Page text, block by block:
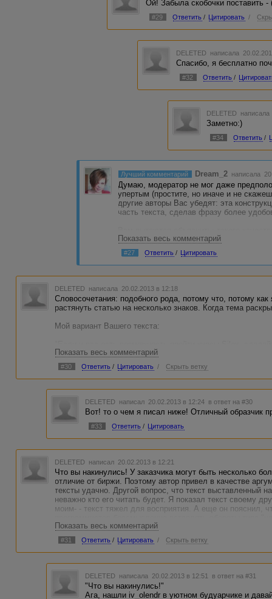
Ой! Забыла скобочки поставить -
#29 Ответить / Цитировать /
DELETED написала
Спасибо, я бесплатно
#32 Ответить /
DELETED
Заметно:)
#34 Ответить /
Лучший комментарий Dream_2 написала
Думаю, модератор не мог даже
упертым (простите, но иначе и не
другие авторы Вас убедят: эта
часть текста, сделав фразу более
статей. Если Вы продавали что-то
покупатели статей так же, как Ваш
Показать весь комментарий
#27 Ответить / Цитировать
DELETED написала 20.02.2013 в 12:18
Словосочетания: подобного рода, потому что, потому
растянуть статью на несколько знаков. Когда тема
Мой вариант Вашего текста:
моментом в создании подобного рода разработок,
поставленные задачи за несколько ходов."
Есть мотивация, причина и объяснение действий.
пунктуацией проблем нет никаких.
Показать весь комментарий
#30 Ответить / Цитировать / Скрыть ветку
DELETED написал 20.02.2013 в 12:24 в ответ на #30
Вот! то о чем я писал ниже! Отличный образчик
#33 Ответить / Цитировать
DELETED написал 20.02.2013 в 12:21
Что вы накинулись! У заказчика могут быть несколько
отличие от биржи. Поэтому автор привел в качестве
тексты удачно. Другой вопрос, что текст выставленный
неважно кто его читать будет. Я показал текст своему
моим- - текст тяжел для восприятия. А еще он пояснил,
основанных на эмоциях. У них другие мозги.
Я не настаиваю, чтоб Вы поудаляли все эмоции из
бескорыстно
Показать весь комментарий
#31 Ответить / Цитировать / Скрыть ветку
DELETED написала 20.02.2013 в 12:51 в ответ на #31
"Что вы накинулись!"
Ага, нашли iv_olendr в уютном будуарчике и